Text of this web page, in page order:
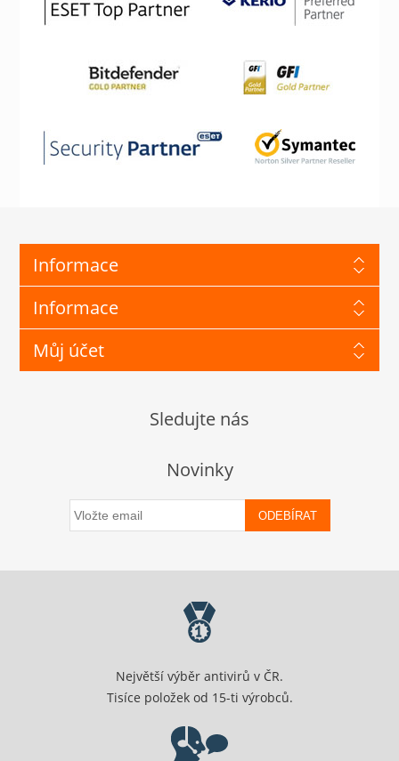
Informace
Informace
Můj účet
Sledujte nás
Novinky
ODEBÍRAT
Největší výběr antivirů v ČR.
Tisíce položek od 15-ti výrobců.